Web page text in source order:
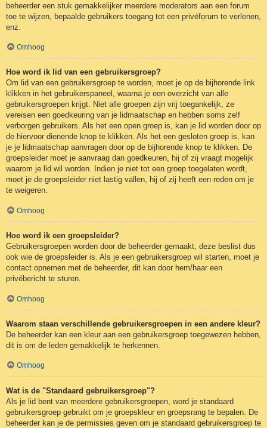
beheerder een stuk gemakkelijker meerdere moderators aan een forum
toe te wijzen, bepaalde gebruikers toegang tot een privéforum te verlenen,
enz.
Omhoog
Hoe word ik lid van een gebruikersgroep?
Om lid van een gebruikersgroep te worden, moet je op de bijhorende link
klikken in het gebruikerspaneel, waarna je een overzicht van alle
gebruikersgroepen krijgt. Niet alle groepen zijn vrij toegankelijk, ze
vereisen een goedkeuring van je lidmaatschap en hebben soms zelf
verborgen gebruikers. Als het een open groep is, kan je lid worden door op
de hiervoor dienende knop te klikken. Als het een gesloten groep is, kan
je je lidmaatschap aanvragen door op de bijhorende knop te klikken. De
groepsleider moet je aanvraag dan goedkeuren, hij of zij vraagt mogelijk
waarom je lid wil worden. Indien je niet tot een groep toegelaten wordt,
moet je de groepsleider niet lastig vallen, hij of zij heeft een reden om je
te weigeren.
Omhoog
Hoe word ik een groepsleider?
Gebruikersgroepen worden door de beheerder gemaakt, deze beslist dus
ook wie de groepsleider is. Als je een gebruikersgroep wil starten, moet je
contact opnemen met de beheerder, dit kan door hem/haar een
privébericht te sturen.
Omhoog
Waarom staan verschillende gebruikersgroepen in een andere kleur?
De beheerder kan een kleur aan een gebruikersgroep toegewezen hebben,
dit is om de leden gemakkelijk te herkennen.
Omhoog
Wat is de "Standaard gebruikersgroep"?
Als je lid bent van meerdere gebruikersgroepen, word je standaard
gebruikersgroep gebruikt om je groepskleur en groepsrang te bepalen. De
beheerder kan je de permissies geven om je standaard gebruikersgroep te